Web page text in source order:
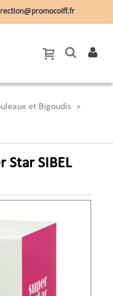
et Bigoudis >
Star SIBEL